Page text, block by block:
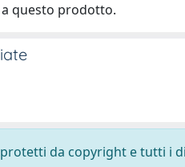
questo prodotto.
da copyright e tutti i